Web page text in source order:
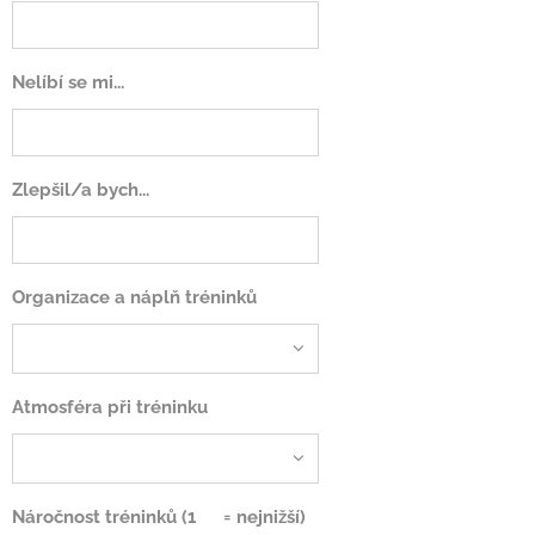
Nelíbí se mi...
Zlepšil/a bych...
Organizace a náplň tréninků
Atmosféra při tréninku
Náročnost tréninků (1⭐ = nejnižší)